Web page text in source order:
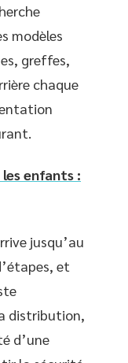
modèles
greffes,
chaque
enfants :
jusqu’au
et
distribution,
d’une